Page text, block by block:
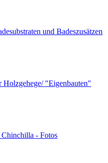
und Badeszusätzen
Holzgehege/ "Eigenbauten"
Chinchilla - Fotos